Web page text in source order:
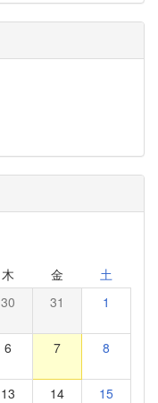
木 金 土
30 31 1
6 7 8
13 14 15